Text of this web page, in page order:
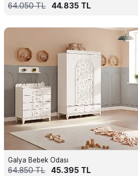
64.050TL 44.835 TL
Galya Bebek Odası
64.850TL 45.395 TL